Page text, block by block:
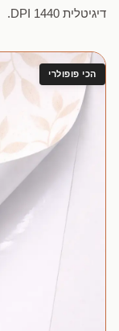
דיגיטלית 1440 DPI.
הכי פופולרי